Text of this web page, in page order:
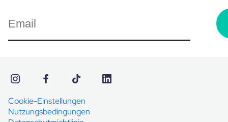
Cookie-Einstellungen
Nutzungsbedingungen